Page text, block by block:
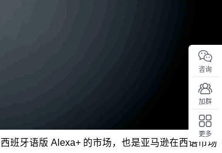
班牙语版 Alexa+ 的市场，也是亚马逊在西语市场
咨询
加群
更多
回顶部